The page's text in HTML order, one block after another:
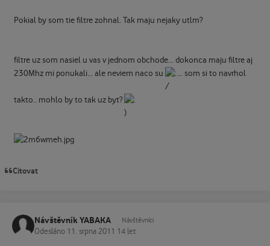
Pokial by som tie filtre zohnal. Tak maju nejaky utlm?
filtre uz som nasiel u vas v jednom obchode... dokonca maju filtre aj
230Mhz mi ponukali... ale neviem naco su
... som si to navrhol
takto.. mohlo by to tak uz byt?
Citovat
Návštěvník YABAKA Návštěvníci
Odesláno 11. srpna 2011 14 let